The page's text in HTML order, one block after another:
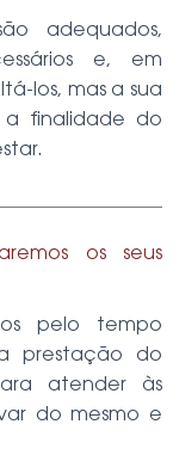
adequados,
e, em
los, mas a sua
finalidade do
os seus
pelo tempo
prestação do
atender às
do mesmo e